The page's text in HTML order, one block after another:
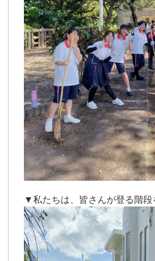
▼私たちは、皆さんが登る階段